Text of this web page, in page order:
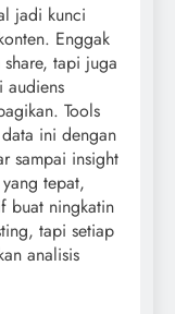
jadi kunci
Enggak
tapi juga
audiens
Tools
ini dengan
sampai insight
tepat,
buat ningkatin
tapi setiap
analisis